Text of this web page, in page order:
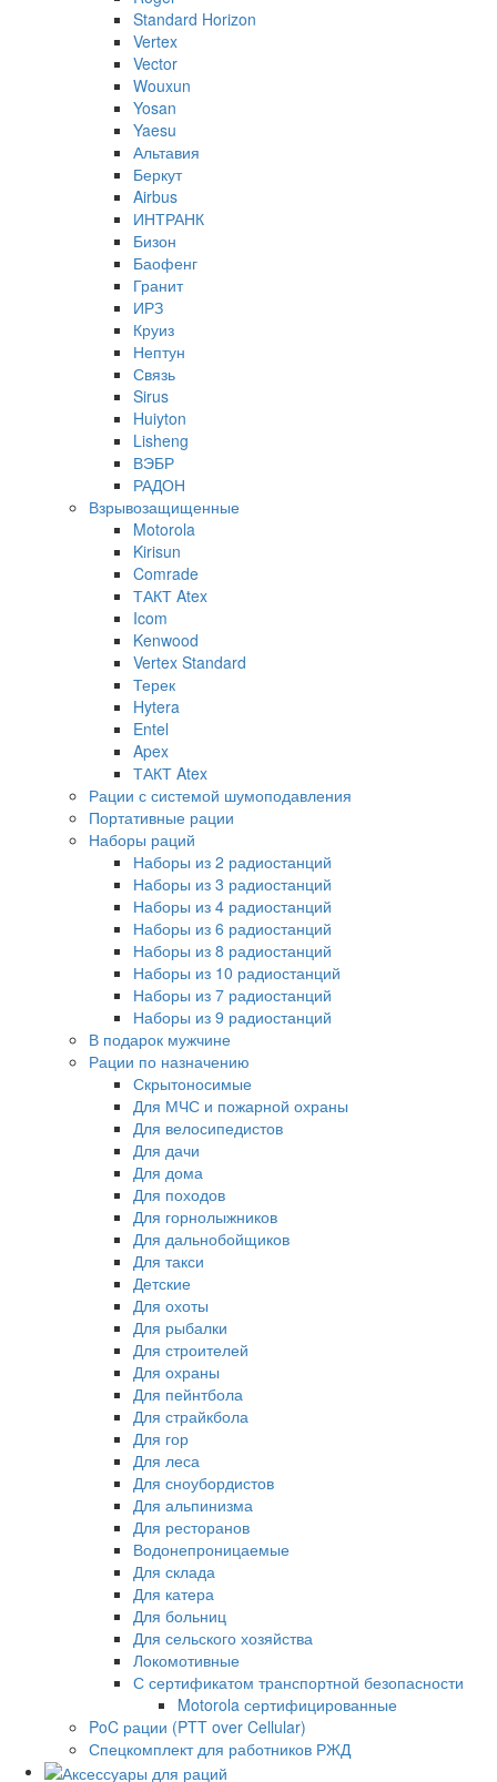
Standard Horizon
Vertex
Vector
Wouxun
Yosan
Yaesu
Альтавия
Беркут
Airbus
ИНТРАНК
Бизон
Баофенг
Гранит
ИРЗ
Круиз
Нептун
Связь
Sirus
Huiyton
Lisheng
ВЭБР
РАДОН
Взрывозащищенные
Motorola
Kirisun
Comrade
ТАКТ Atex
Icom
Kenwood
Vertex Standard
Терек
Hytera
Entel
Apex
ТАКТ Atex
Рации с системой шумоподавления
Портативные рации
Наборы раций
Наборы из 2 радиостанций
Наборы из 3 радиостанций
Наборы из 4 радиостанций
Наборы из 6 радиостанций
Наборы из 8 радиостанций
Наборы из 10 радиостанций
Наборы из 7 радиостанций
Наборы из 9 радиостанций
В подарок мужчине
Рации по назначению
Скрытоносимые
Для МЧС и пожарной охраны
Для велосипедистов
Для дачи
Для дома
Для походов
Для горнолыжников
Для дальнобойщиков
Для такси
Детские
Для охоты
Для рыбалки
Для строителей
Для охраны
Для пейнтбола
Для страйкбола
Для гор
Для леса
Для сноубордистов
Для альпинизма
Для ресторанов
Водонепроницаемые
Для склада
Для катера
Для больниц
Для сельского хозяйства
Локомотивные
С сертификатом транспортной безопасности
Motorola сертифицированные
PoC рации (PTT over Cellular)
Спецкомплект для работников РЖД